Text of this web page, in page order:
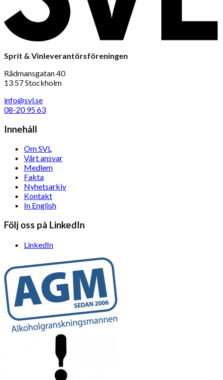
Sprit & Vinleverantörsföreningen
Rådmansgatan 40
13 57 Stockholm
info@svl.se
08-20 95 63
Innehåll
Om SVL
Vårt ansvar
Medlem
Fakta
Nyhetsarkiv
Kontakt
In English
Följ oss på LinkedIn
LinkedIn